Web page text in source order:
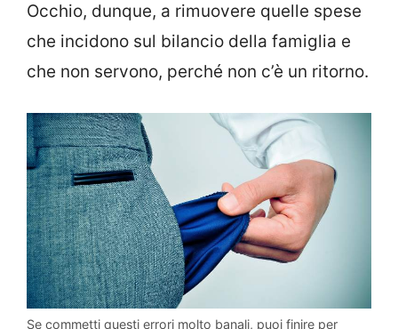
Occhio, dunque, a rimuovere quelle spese
che incidono sul bilancio della famiglia e
che non servono, perché non c’è un ritorno.
Se commetti questi errori molto banali, puoi finire per